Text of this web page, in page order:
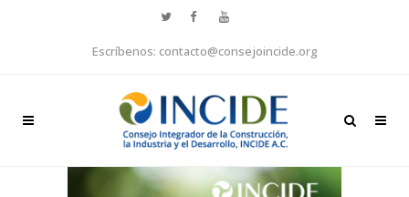
Escríbenos: contacto@consejoincide.org